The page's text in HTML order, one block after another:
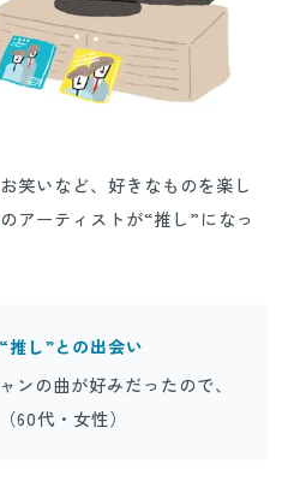
笑いなど、好きなものを楽し
アーティストが“推し”になっ
推し”との出会い
ンの曲が好みだったので、
60代・女性）